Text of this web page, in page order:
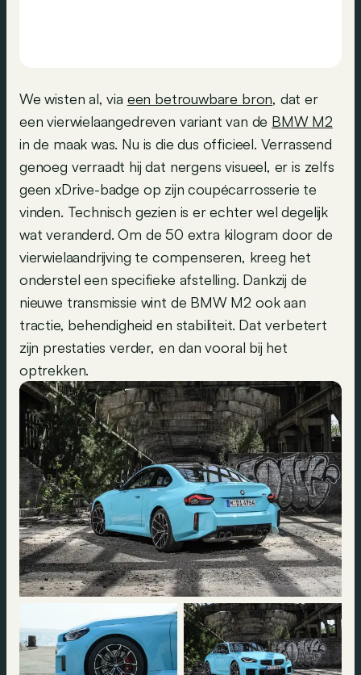
We wisten al, via een betrouwbare bron, dat er
een vierwielaangedreven variant van de BMW M2
in de maak was. Nu is die dus officieel. Verrassend
genoeg verraadt hij dat nergens visueel, er is zelfs
geen xDrive-badge op zijn coupécarrosserie te
vinden. Technisch gezien is er echter wel degelijk
wat veranderd. Om de 50 extra kilogram door de
vierwielaandrijving te compenseren, kreeg het
onderstel een specifieke afstelling. Dankzij de
nieuwe transmissie wint de BMW M2 ook aan
tractie, behendigheid en stabiliteit. Dat verbetert
zijn prestaties verder, en dan vooral bij het
optrekken.